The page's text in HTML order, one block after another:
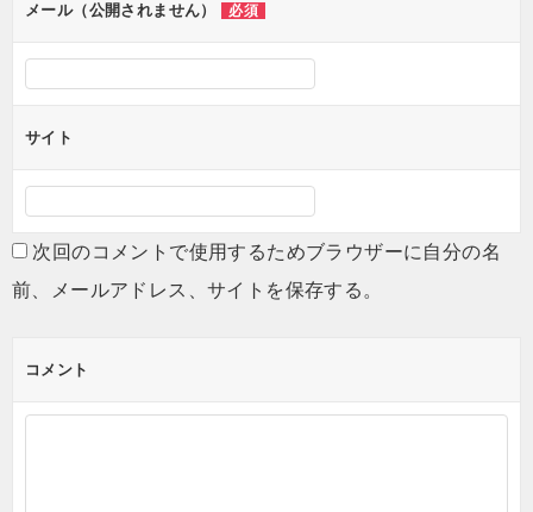
メール（公開されません） 必須
サイト
次回のコメントで使用するためブラウザーに自分の名
前、メールアドレス、サイトを保存する。
コメント